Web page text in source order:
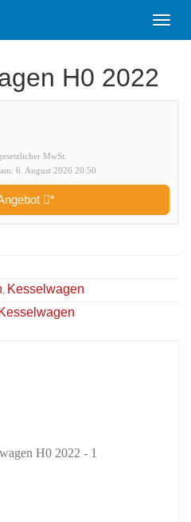
H0 2022
MwSt.
6. August 2026 20:50
*
, Kesselwagen